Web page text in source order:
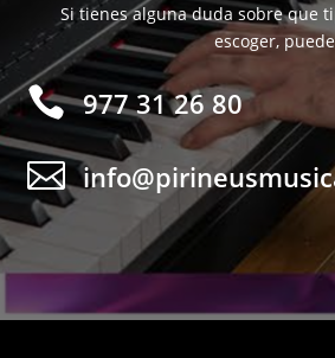
Si tienes alguna duda sobre que
escoger,
 977 31 26 80
